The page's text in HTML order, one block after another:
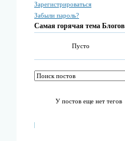
Зарегистрироваться
Забыли пароль?
Самая горячая тема Блогов
Пусто
У постов еще нет тегов